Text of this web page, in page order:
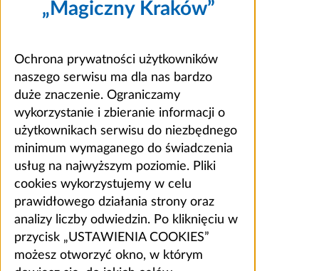
„Magiczny Kraków”
Ochrona prywatności użytkowników
naszego serwisu ma dla nas bardzo
duże znaczenie. Ograniczamy
wykorzystanie i zbieranie informacji o
użytkownikach serwisu do niezbędnego
minimum wymaganego do świadczenia
usług na najwyższym poziomie. Pliki
cookies wykorzystujemy w celu
prawidłowego działania strony oraz
analizy liczby odwiedzin. Po kliknięciu w
przycisk „USTAWIENIA COOKIES”
możesz otworzyć okno, w którym